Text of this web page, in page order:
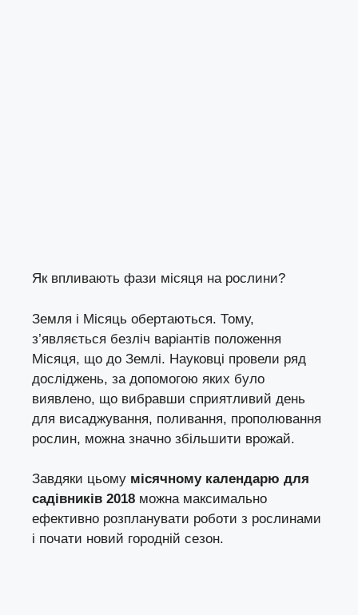
Як впливають фази місяця на рослини?
Земля і Місяць обертаються. Тому,
з’являється безліч варіантів положення
Місяця, що до Землі. Науковці провели ряд
досліджень, за допомогою яких було
виявлено, що вибравши сприятливий день
для висаджування, поливання, прополювання
рослин, можна значно збільшити врожай.
Завдяки цьому місячному календарю для
садівників 2018 можна максимально
ефективно розпланувати роботи з рослинами
і почати новий городній сезон.